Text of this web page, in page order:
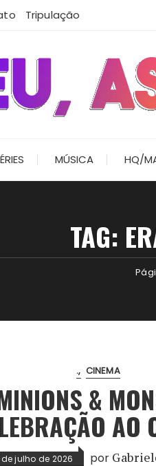
Tripulação
MÚSICA HQ/
TAG:
. CINEMA
&
AO
de julho de 2026 por